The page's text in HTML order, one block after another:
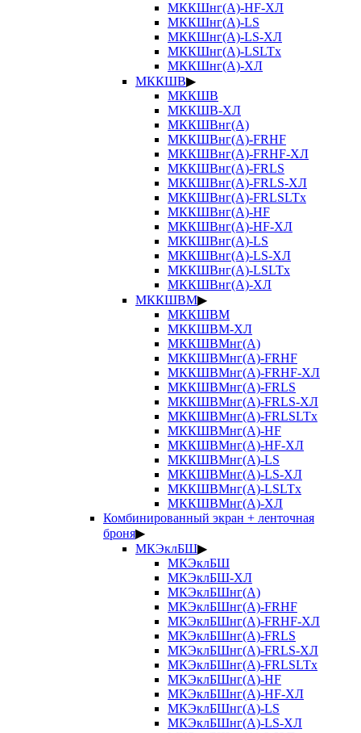
МККШнг(А)-HF-ХЛ
МККШнг(А)-LS
МККШнг(А)-LS-ХЛ
МККШнг(А)-LSLTx
МККШнг(А)-ХЛ
МККШВ▶
МККШВ
МККШВ-ХЛ
МККШВнг(А)
МККШВнг(А)-FRHF
МККШВнг(А)-FRHF-ХЛ
МККШВнг(А)-FRLS
МККШВнг(А)-FRLS-ХЛ
МККШВнг(А)-FRLSLTx
МККШВнг(А)-HF
МККШВнг(А)-HF-ХЛ
МККШВнг(А)-LS
МККШВнг(А)-LS-ХЛ
МККШВнг(А)-LSLTx
МККШВнг(А)-ХЛ
МККШВМ▶
МККШВМ
МККШВМ-ХЛ
МККШВМнг(А)
МККШВМнг(А)-FRHF
МККШВМнг(А)-FRHF-ХЛ
МККШВМнг(А)-FRLS
МККШВМнг(А)-FRLS-ХЛ
МККШВМнг(А)-FRLSLTx
МККШВМнг(А)-HF
МККШВМнг(А)-HF-ХЛ
МККШВМнг(А)-LS
МККШВМнг(А)-LS-ХЛ
МККШВМнг(А)-LSLTx
МККШВМнг(А)-ХЛ
Комбинированный экран + ленточная
броня▶
МКЭклБШ▶
МКЭклБШ
МКЭклБШ-ХЛ
МКЭклБШнг(А)
МКЭклБШнг(А)-FRHF
МКЭклБШнг(А)-FRHF-ХЛ
МКЭклБШнг(А)-FRLS
МКЭклБШнг(А)-FRLS-ХЛ
МКЭклБШнг(А)-FRLSLTx
МКЭклБШнг(А)-HF
МКЭклБШнг(А)-HF-ХЛ
МКЭклБШнг(А)-LS
МКЭклБШнг(А)-LS-ХЛ